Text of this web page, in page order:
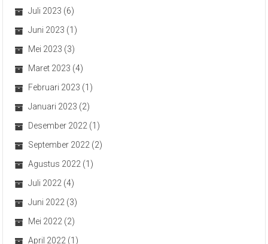
Juli 2023 (6)
Juni 2023 (1)
Mei 2023 (3)
Maret 2023 (4)
Februari 2023 (1)
Januari 2023 (2)
Desember 2022 (1)
September 2022 (2)
Agustus 2022 (1)
Juli 2022 (4)
Juni 2022 (3)
Mei 2022 (2)
April 2022 (1)